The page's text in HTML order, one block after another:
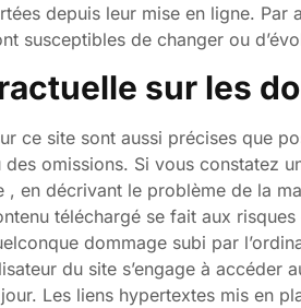
depuis leur mise en ligne.
susceptibles de changer ou
sur les
ce site sont aussi précises que
omissions. Si vous constatez
, en décrivant le problème de la
téléchargé se fait aux
dommage subi par
du site s’engage à
Les liens hypertextes mis en